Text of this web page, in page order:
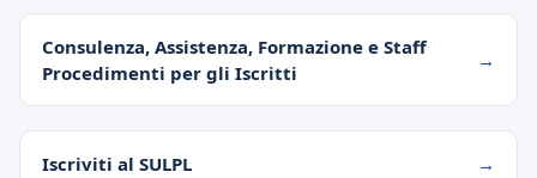
Consulenza, Assistenza, Formazione e Staff
Procedimenti per gli Iscritti
Iscriviti al SULPL